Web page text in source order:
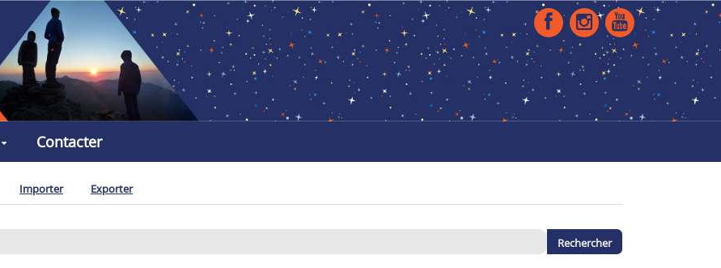
Contacter
Importer Exporter